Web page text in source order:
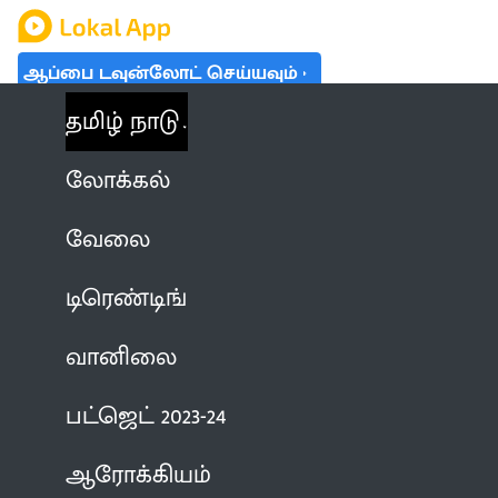
ஆப்பை டவுன்லோட் செய்யவும்
தமிழ் நாடு
லோக்கல்
வேலை
டிரெண்டிங்
வானிலை
பட்ஜெட் 2023-24
ஆரோக்கியம்